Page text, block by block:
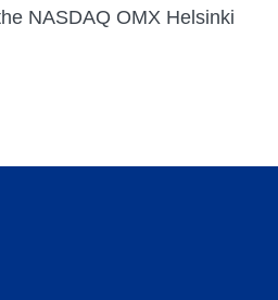
NASDAQ OMX Helsinki